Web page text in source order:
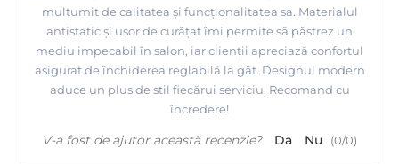
mulțumit de calitatea și funcționalitatea sa. Materialul
antistatic și ușor de curățat îmi permite să păstrez un
mediu impecabil în salon, iar clienții apreciază confortul
asigurat de închiderea reglabilă la gât. Designul modern
aduce un plus de stil fiecărui serviciu. Recomand cu
încredere!
V-a fost de ajutor această recenzie? Da Nu (0/0)